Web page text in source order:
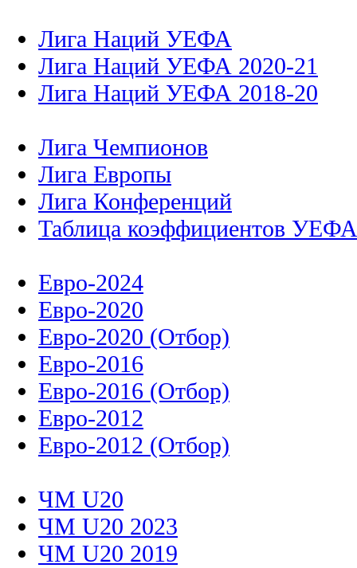
Лига Наций УЕФА
Лига Наций УЕФА 2020-21
Лига Наций УЕФА 2018-20
Лига Чемпионов
Лига Европы
Лига Конференций
Таблица коэффициентов УЕФА
Евро-2024
Евро-2020
Евро-2020 (Отбор)
Евро-2016
Евро-2016 (Отбор)
Евро-2012
Евро-2012 (Отбор)
ЧМ U20
ЧМ U20 2023
ЧМ U20 2019